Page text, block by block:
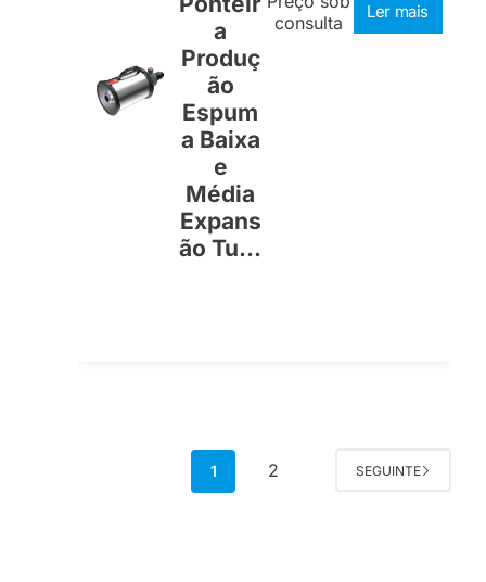
a
Produç
ão
Espum
a Baixa
e
Média
Expans
ão Tu...
consulta
Ler mais
1 2 SEGUINTE